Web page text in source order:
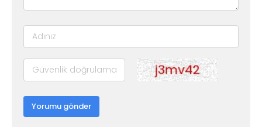
Yorumu gönder